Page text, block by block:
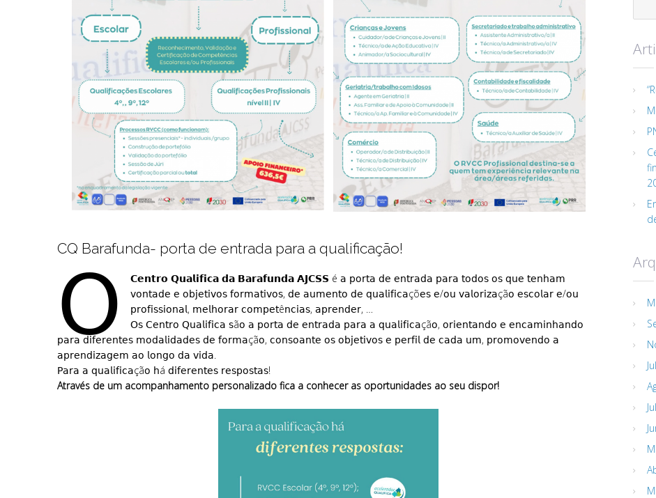
CQ Barafunda- porta de entrada para a qualificação!
𝖮
𝗖𝗲𝗻𝘁𝗿𝗼 𝗤𝘂𝗮𝗹𝗶𝗳𝗶𝗰𝗮 𝗱𝗮 𝗕𝗮𝗿𝗮𝗳𝘂𝗻𝗱𝗮 𝗔𝗝𝗖𝗦𝗦 é 𝖺 𝗉𝗈𝗋𝗍𝖺 𝖽𝖾 𝖾𝗇𝗍𝗋𝖺𝖽𝖺 𝗉𝖺𝗋𝖺 𝗍𝗈𝖽𝗈𝗌 𝗈𝗌 𝗊𝗎𝖾 𝗍𝖾𝗇𝗁𝖺𝗆
𝗏𝗈𝗇𝗍𝖺𝖽𝖾 𝖾 𝗈𝖻𝗃𝖾𝗍𝗂𝗏𝗈𝗌 𝖿𝗈𝗋𝗆𝖺𝗍𝗂𝗏𝗈𝗌, 𝖽𝖾 𝖺𝗎𝗆𝖾𝗇𝗍𝗈 𝖽𝖾 𝗊𝗎𝖺𝗅𝗂𝖿𝗂𝖼𝖺çõ𝖾𝗌 𝖾/𝗈𝗎 𝗏𝖺𝗅𝗈𝗋𝗂𝗓𝖺çã𝗈 𝖾𝗌𝖼𝗈𝗅𝖺𝗋 𝖾/𝗈𝗎
𝗉𝗋𝗈𝖿𝗂𝗌𝗌𝗂𝗈𝗇𝖺𝗅, 𝗆𝖾𝗅𝗁𝗈𝗋𝖺𝗋 𝖼𝗈𝗆𝗉𝖾𝗍ê𝗇𝖼𝗂𝖺𝗌, 𝖺𝗉𝗋𝖾𝗇𝖽𝖾𝗋, …
𝖮𝗌 𝖢𝖾𝗇𝗍𝗋𝗈 𝖰𝗎𝖺𝗅𝗂𝖿𝗂𝖼𝖺 𝗌ã𝗈 𝖺 𝗉𝗈𝗋𝗍𝖺 𝖽𝖾 𝖾𝗇𝗍𝗋𝖺𝖽𝖺 𝗉𝖺𝗋𝖺 𝖺 𝗊𝗎𝖺𝗅𝗂𝖿𝗂𝖼𝖺çã𝗈, 𝗈𝗋𝗂𝖾𝗇𝗍𝖺𝗇𝖽𝗈 𝖾 𝖾𝗇𝖼𝖺𝗆𝗂𝗇𝗁𝖺𝗇𝖽𝗈
𝗉𝖺𝗋𝖺 𝖽𝗂𝖿𝖾𝗋𝖾𝗇𝗍𝖾𝗌 𝗆𝗈𝖽𝖺𝗅𝗂𝖽𝖺𝖽𝖾𝗌 𝖽𝖾 𝖿𝗈𝗋𝗆𝖺çã𝗈, 𝖼𝗈𝗇𝗌𝗈𝖺𝗇𝗍𝖾 𝗈𝗌 𝗈𝖻𝗃𝖾𝗍𝗂𝗏𝗈𝗌 𝖾 𝗉𝖾𝗋𝖿𝗂𝗅 𝖽𝖾 𝖼𝖺𝖽𝖺 𝗎𝗆, 𝗉𝗋𝗈𝗆𝗈𝗏𝖾𝗇𝖽𝗈 𝖺
𝖺𝗉𝗋𝖾𝗇𝖽𝗂𝗓𝖺𝗀𝖾𝗆 𝖺𝗈 𝗅𝗈𝗇𝗀𝗈 𝖽𝖺 𝗏𝗂𝖽𝖺.
𝖯𝖺𝗋𝖺 𝖺 𝗊𝗎𝖺𝗅𝗂𝖿𝗂𝖼𝖺çã𝗈 𝗁á 𝖽𝗂𝖿𝖾𝗋𝖾𝗇𝗍𝖾𝗌 𝗋𝖾𝗌𝗉𝗈𝗌𝗍𝖺𝗌!
Através de um acompanhamento personalizado fica a conhecer as oportunidades ao seu dispor!